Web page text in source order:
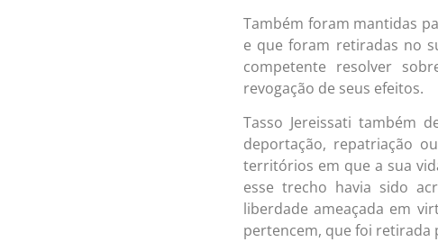
Também foram mantidas
e que foram retiradas no
competente resolver
revogação de seus efeitos.
Tasso Jereissati também
deportação, repatriação
territórios em que a sua
esse trecho havia sido
liberdade ameaçada em
pertencem, que foi retirada